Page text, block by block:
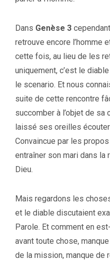
Dans Genèse 3
retrouve encore l’homme
cette fois, au lieu de les
uniquement, c’est le
le scenario. Et nous
suite de cette rencontre
succomber à l’objet de sa
laissé ses oreilles
Convaincue par les
entraîner son mari dans la
Dieu.
Mais regardons les
et le diable discutaient
Parole. Et comment en
avant toute chose,
de la mission, manque de